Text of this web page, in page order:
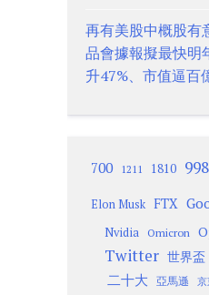
再有美股中概股
品會據報擬最快
升47%、市值逼百
700 1211 1810
Elon Musk FTX
Nvidia Omicron
Twitter 世界盃
二十大 亞馬遜 京